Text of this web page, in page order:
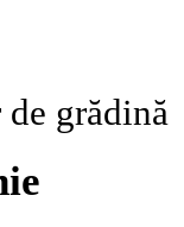
grădină